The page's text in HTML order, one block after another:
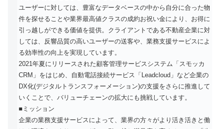
ユーザーに対しては、豊富なデータベースの中から自分に合った物
件を探せることや業界最高値クラスの成約お祝い金により、お得に
引っ越しができる価値を提供。クライアントである不動産企業に対
しては、反響品質の高いユーザーの送客や、業務支援サービスによ
る効率性の向上を実現しています。
2021年夏にリリースされた顧客管理サービスシステム「スモッカ
CRM」をはじめ、自動電話接続サービス「Leadcloud」など企業の
DX化(デジタルトランスフォーメーション)の支援をさらに推進して
いくことで、バリューチェーンの拡大にも挑戦しています。
■ミッション
企業の業務支援サービスによって、業界の方々がより活き活きと働